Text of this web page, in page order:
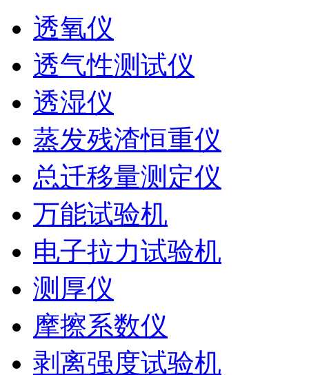
透氧仪
透气性测试仪
透湿仪
蒸发残渣恒重仪
总迁移量测定仪
万能试验机
电子拉力试验机
测厚仪
摩擦系数仪
剥离强度试验机